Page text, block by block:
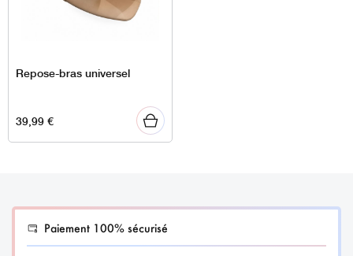
Repose-bras universel
39,99€
Paiement 100% sécurisé